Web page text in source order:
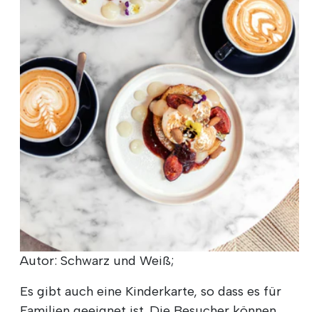
Autor: Schwarz und Weiß;
Es gibt auch eine Kinderkarte, so dass es für